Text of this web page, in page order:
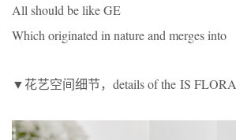
All should be like GE
Which originated in nature and merges into
▼花艺空间细节，details of the IS FLORA